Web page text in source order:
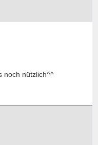
noch nützlich^^